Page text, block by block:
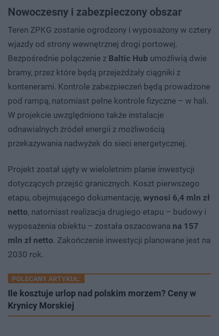
Nowoczesny i zabezpieczony obszar
Teren ZPKG zostanie ogrodzony i wyposażony w cztery
wjazdy od strony wewnętrznej drogi portowej.
Bezpośrednie połączenie z Baltic Hub umożliwią dwie
bramy, przez które będą przejeżdżały ciągniki z
kontenerami. Kontrole zabezpieczeń będą prowadzone
pod rampą, natomiast pełne kontrole fizyczne – w hali.
W projekcie uwzględniono także instalacje
odnawialnych źródeł energii z możliwością
przekazywania nadwyżek do sieci energetycznej.
Projekt został ujęty w wieloletnim planie inwestycji
dotyczących przejść granicznych. Koszt pierwszego
etapu, obejmującego dokumentację, wynosi 6,4 mln zł
netto, natomiast realizacja drugiego etapu – budowy i
wyposażenia obiektu – została oszacowana na 157
mln zł netto. Zakończenie inwestycji planowane jest na
2030 rok.
POLECANY ARTYKUŁ:
Ile kosztuje urlop nad polskim morzem? Ceny w
Krynicy Morskiej